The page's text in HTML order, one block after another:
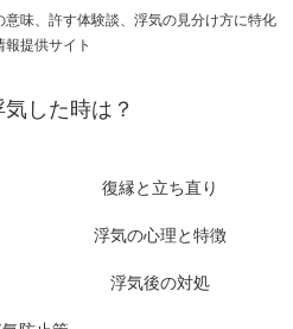
味、許す体験談、浮気の見分け方に特化
報提供サイト
した時は？
復縁と立ち直り
浮気の心理と特徴
浮気後の対処